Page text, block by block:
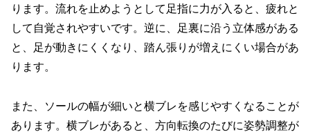
ります。流れを止めようとして足指に力が入ると、疲れと
して自覚されやすいです。逆に、足裏に沿う立体感がある
と、足が動きにくくなり、踏ん張りが増えにくい場合があ
ります。
また、ソールの幅が細いと横ブレを感じやすくなることが
あります。横ブレがあると、方向転換のたびに姿勢調整が